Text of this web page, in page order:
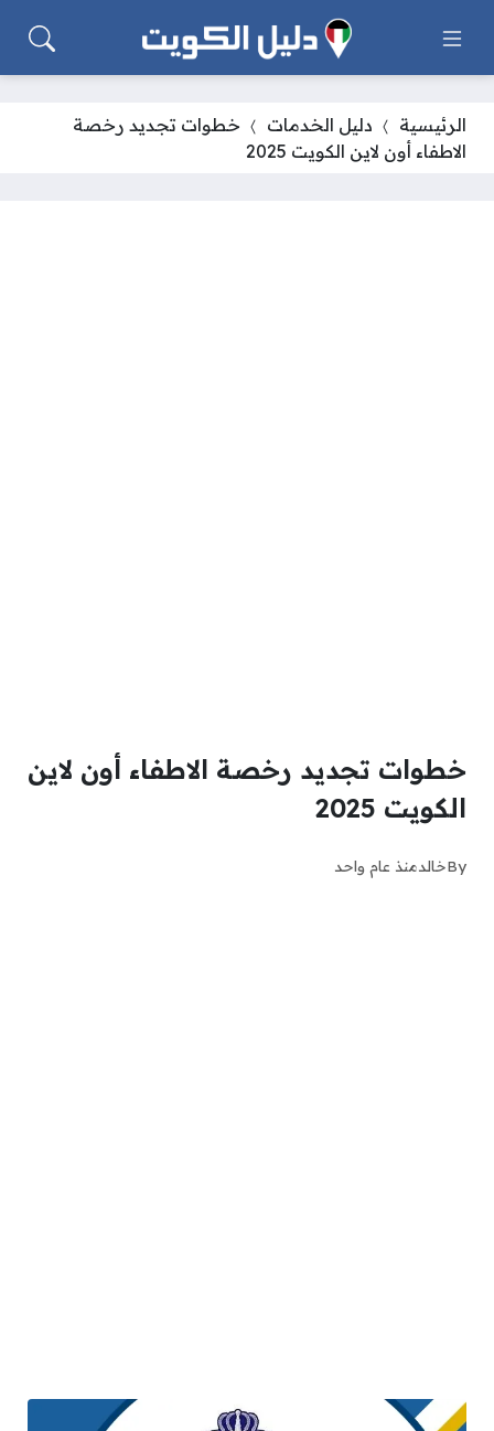
الرئيسية دليل الخدمات
خطوات تجديد رخصة
الاطفاء أون لاين الكويت 2025
خطوات تجديد رخصة الاطفاء أون لاين
الكويت 2025
Byخالدمنذ عام واحد